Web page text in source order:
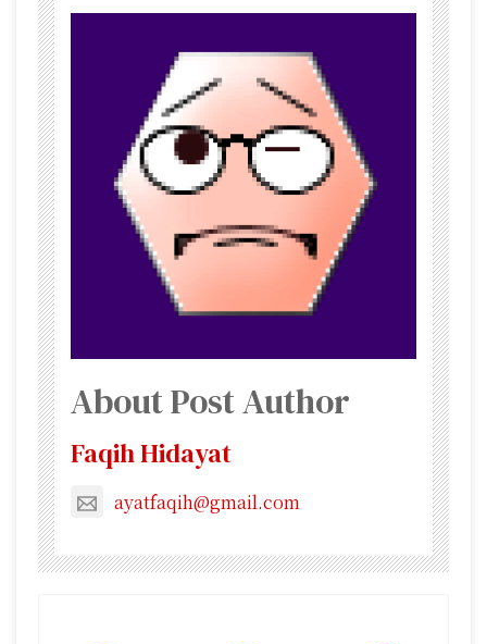
About Post Author
Faqih Hidayat
ayatfaqih@gmail.com